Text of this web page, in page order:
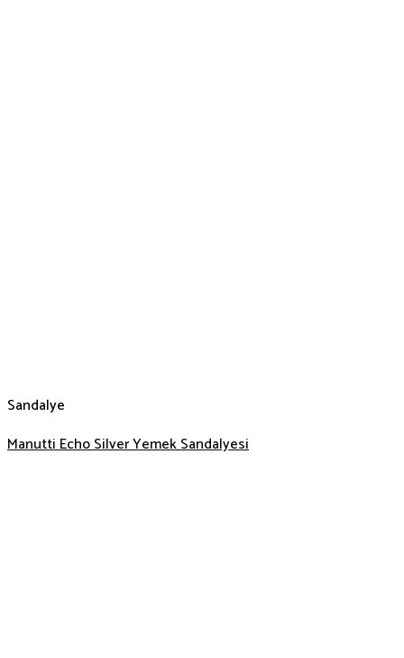
Sandalye
Manutti Echo Silver Yemek Sandalyesi